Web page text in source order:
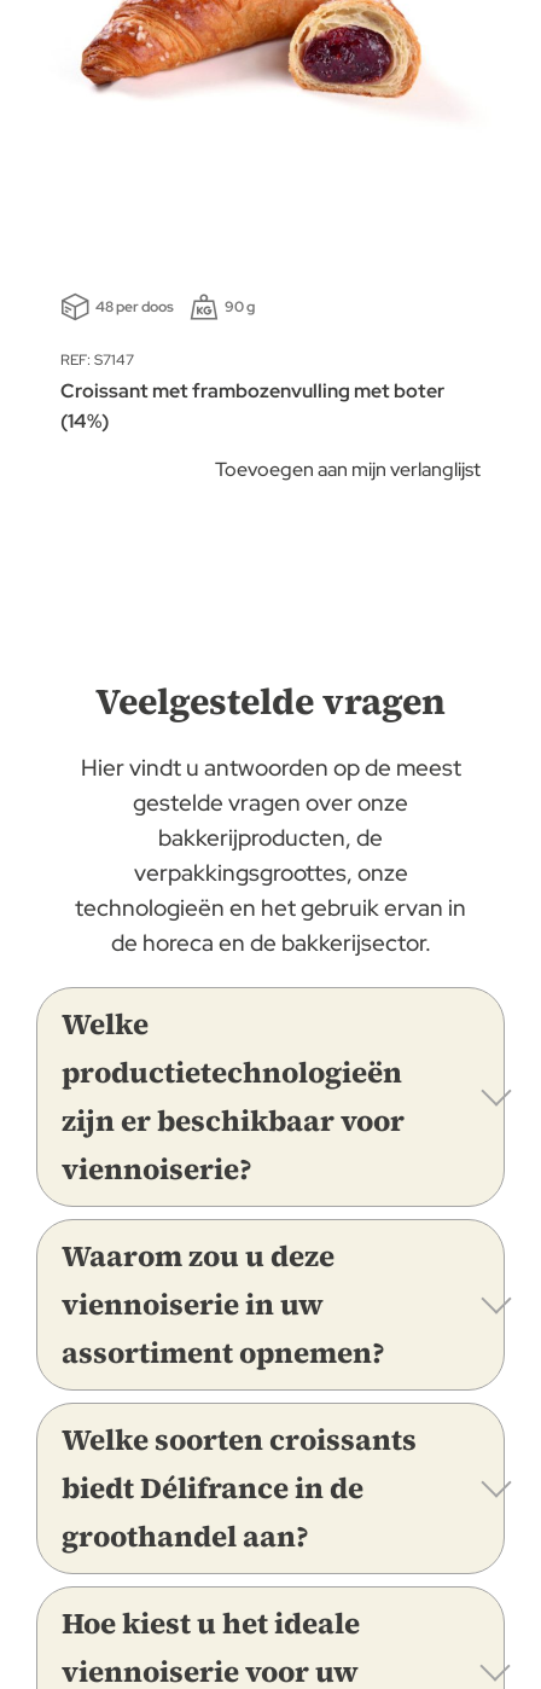
48 per doos 90 g
REF: S7147
Croissant met frambozenvulling met boter
(14%)
Toevoegen aan mijn verlanglijst
Veelgestelde vragen
Hier vindt u antwoorden op de meest
gestelde vragen over onze
bakkerijproducten, de
verpakkingsgroottes, onze
technologieën en het gebruik ervan in
de horeca en de bakkerijsector.
Welke
productietechnologieën
zijn er beschikbaar voor
viennoiserie?
Waarom zou u deze
viennoiserie in uw
assortiment opnemen?
Welke soorten croissants
biedt Délifrance in de
groothandel aan?
Hoe kiest u het ideale
viennoiserie voor uw